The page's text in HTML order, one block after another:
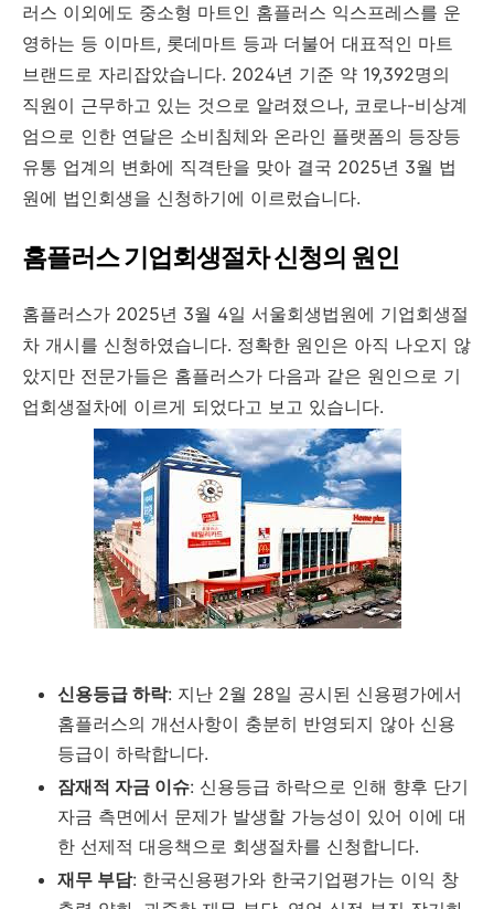
러스 이외에도 중소형 마트인 홈플러스 익스프레스를 운
영하는 등 이마트, 롯데마트 등과 더불어 대표적인 마트
브랜드로 자리잡았습니다. 2024년 기준 약 19,392명의
직원이 근무하고 있는 것으로 알려졌으나, 코로나-비상계
엄으로 인한 연달은 소비침체와 온라인 플랫폼의 등장등
유통 업계의 변화에 직격탄을 맞아 결국 2025년 3월 법
원에 법인회생을 신청하기에 이르렀습니다.
홈플러스 기업회생절차 신청의 원인
홈플러스가 2025년 3월 4일 서울회생법원에 기업회생절
차 개시를 신청하였습니다. 정확한 원인은 아직 나오지 않
았지만 전문가들은 홈플러스가 다음과 같은 원인으로 기
업회생절차에 이르게 되었다고 보고 있습니다.
신용등급 하락: 지난 2월 28일 공시된 신용평가에서
홈플러스의 개선사항이 충분히 반영되지 않아 신용
등급이 하락합니다.
잠재적 자금 이슈: 신용등급 하락으로 인해 향후 단기
자금 측면에서 문제가 발생할 가능성이 있어 이에 대
한 선제적 대응책으로 회생절차를 신청합니다.
재무 부담: 한국신용평가와 한국기업평가는 이익 창